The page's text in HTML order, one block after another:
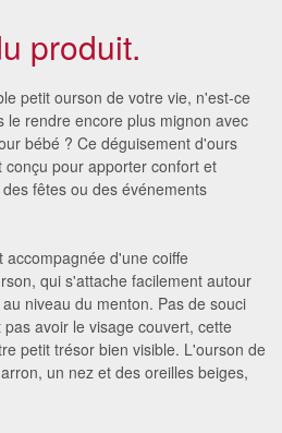
produit.
petit ourson de votre vie, n'est-ce
le rendre encore plus mignon avec
bébé ? Ce déguisement d'ours
pour apporter confort et
fêtes ou des événements
d'une coiffe
qui s'attache facilement autour
niveau du menton. Pas de souci
avoir le visage couvert, cette
petit trésor bien visible. L'ourson de
un nez et des oreilles beiges,